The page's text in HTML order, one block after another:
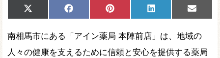
Share
on
X
(Twitter)
Share
on
Facebook Share
on
Pinterest Share
on
LinkedIn
Share
on
Email
南相馬市にある「アイン薬局 本陣前店」は、地域の
人々の健康を支えるために信頼と安心を提供する薬局